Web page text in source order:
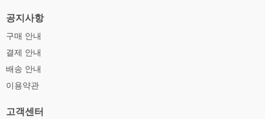
공지사항
구매 안내
결제 안내
배송 안내
이용약관
고객센터